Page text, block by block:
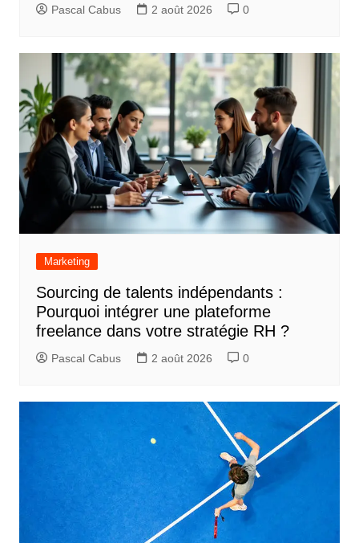
Pascal Cabus 2 août 2026 0
Marketing
Sourcing de talents indépendants :
Pourquoi intégrer une plateforme
freelance dans votre stratégie RH ?
Pascal Cabus 2 août 2026 0